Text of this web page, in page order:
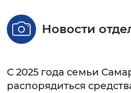
Стандартный
Новости
С 2025 года семьи
распорядиться